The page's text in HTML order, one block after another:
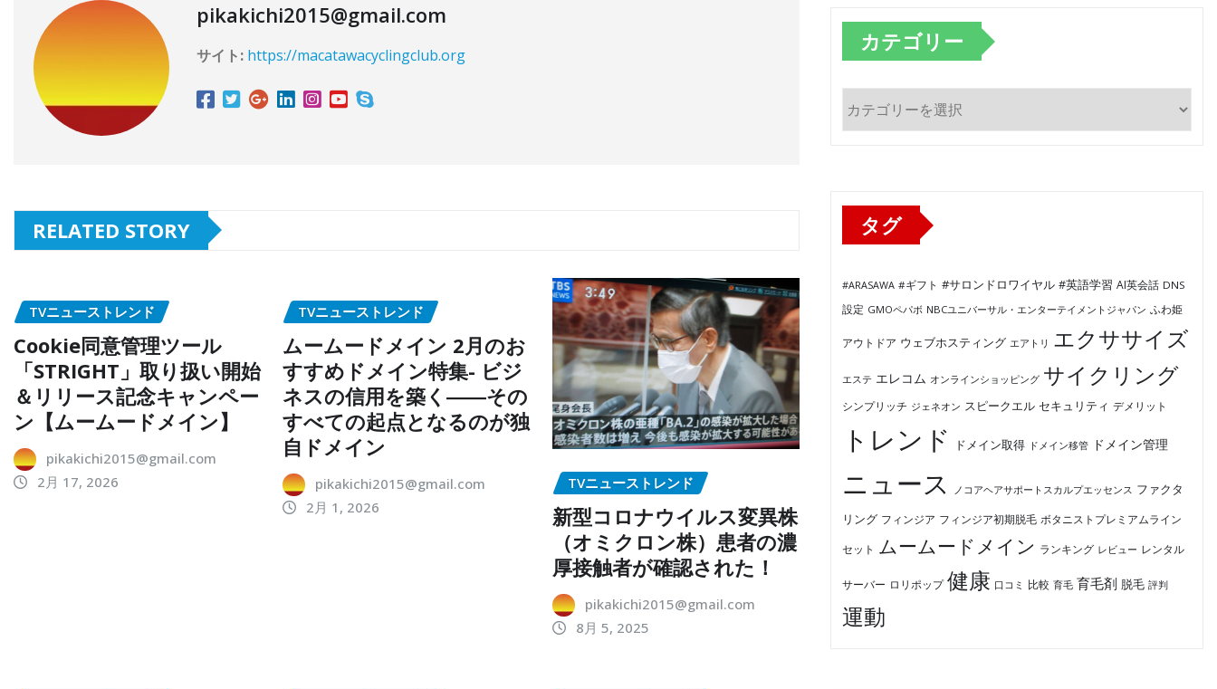
pikakichi2015@gmail.com
サイト: https://macatawacyclingclub.org
RELATED STORY
TVニューストレンド
Cookie同意管理ツール
「STRIGHT」取り扱い開始
＆リリース記念キャンペー
ン【ムームードメイン】
pikakichi2015@gmail.com
2月 17, 2026
TVニューストレンド
ムームードメイン 2月のお
すすめドメイン特集- ビジ
ネスの信用を築く――その
すべての起点となるのが独
自ドメイン
pikakichi2015@gmail.com
2月 1, 2026
TVニューストレンド
新型コロナウイルス変異株
（オミクロン株）患者の濃
厚接触者が確認された！
pikakichi2015@gmail.com
8月 5, 2025
カテゴリー
テ
タグ
#ARASAWA #ギフト #サロンドロワイヤル #英語学習 AI英会話 DNS
設定 GMOペパボ NBCユニバーサル・エンターテイメントジャパン ふわ姫
アウトドア ウェブホスティング エアトリ エクササイズ
エステ エレコム オンラインショッピング サイクリング
シンプリッチ ジェネオン スピークエル セキュリティ デメリット
トレンド ドメイン取得 ドメイン移管 ドメイン管理
ニュース ノコアヘアサポートスカルプエッセンス ファクタ
リング フィンジア フィンジア初期脱毛 ボタニストプレミアムライン
セット ムームードメイン ランキング レビュー レンタル
サーバー ロリポップ 健康 口コミ 比較 育毛 育毛剤 脱毛 評判
運動